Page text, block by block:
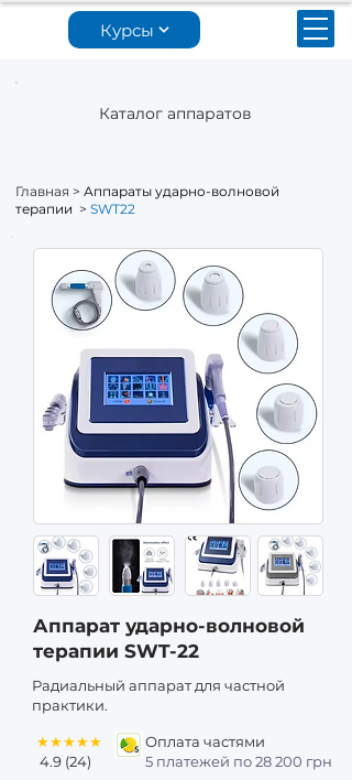
Курсы
Каталог аппаратов
Главная > Аппараты ударно-волновой
терапии > SWT22
Аппарат ударно-волновой
терапии SWT-22
Радиальный аппарат для частной
практики.
★★★★★
4.9 (24)
Оплата частями
5 платежей по 28 200 грн